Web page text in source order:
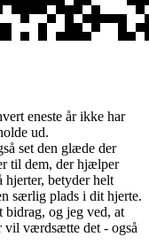
eneste år ikke har
ud.
set den glæde der
til dem, der hjælper
betyder helt
særlig plads i dit hjerte.
og jeg ved, at
vil værdsætte det - også